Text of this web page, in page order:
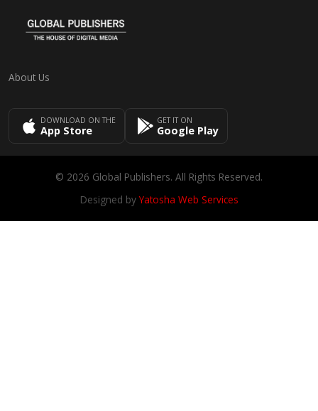
About Us
DOWNLOAD ON THE
App Store
GET IT ON
Google Play
© 2026 Global Publishers. All Rights Reserved.
Designed byYatosha Web Services